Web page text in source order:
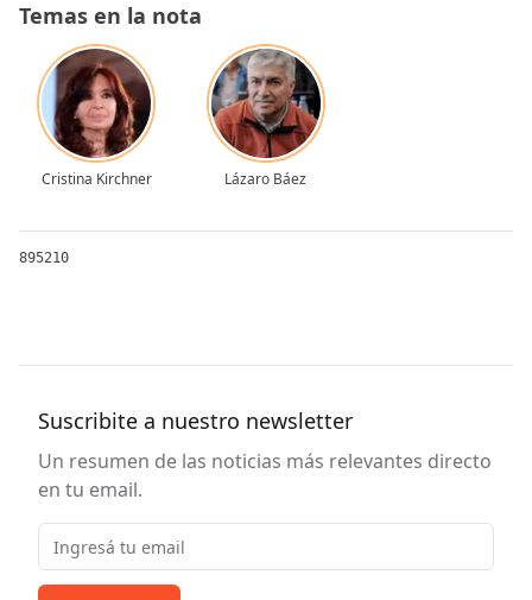
Temas en la nota
Cristina Kirchner Lázaro Báez
895210
Suscribite a nuestro newsletter
Un resumen de las noticias más relevantes directo
en tu email.
Email